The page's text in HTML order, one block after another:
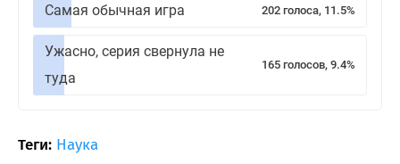
Самая обычная игра 202 голоса, 11.5%
Ужасно, серия свернула не
туда
165 голосов, 9.4%
Теги: Наука